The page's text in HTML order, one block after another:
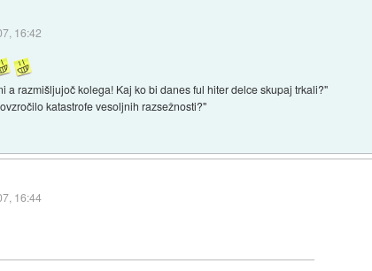
16:42
a razmišljujoč kolega! Kaj ko bi danes ful hiter delce skupaj trkali?"
katastrofe vesoljnih razsežnosti?"
16:44